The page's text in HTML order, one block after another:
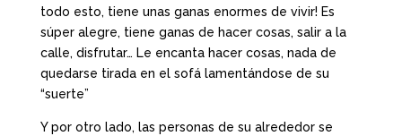
todo esto, tiene unas ganas enormes de vivir! Es
súper alegre, tiene ganas de hacer cosas, salir a la
calle, disfrutar… Le encanta hacer cosas, nada de
quedarse tirada en el sofá lamentándose de su
“suerte”
Y por otro lado, las personas de su alrededor se